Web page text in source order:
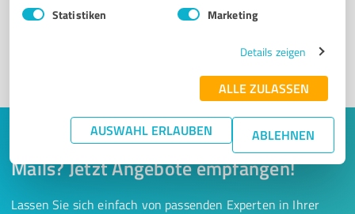
Statistiken Marketing
Details zeigen
ALLE ZULASSEN
AUSWAHL ERLAUBEN ABLEHNEN
Kunden empfohlener ProvenExpert!
Keine Zeit für lange Recherchen und E-
Mails? Jetzt Angebote empfangen!
Lassen Sie sich einfach von passenden Experten in Ihrer